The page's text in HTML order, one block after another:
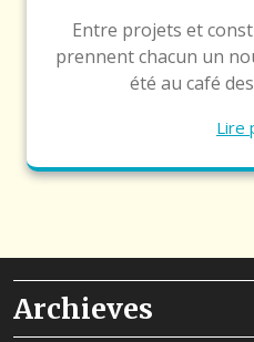
Entre projets et
prennent chacun un
été au café
Lire
Archieves